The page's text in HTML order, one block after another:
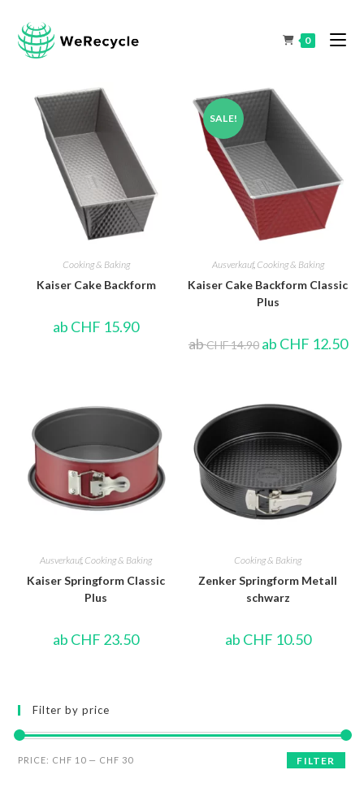
0
Cooking & Baking
Kaiser Cake Backform
ab CHF 15.90
SALE!
Ausverkauf, Cooking & Baking
Kaiser Cake Backform Classic
Plus
abCHF14.90 ab CHF 12.50
Ausverkauf, Cooking & Baking
Kaiser Springform Classic
Plus
ab CHF 23.50
Cooking & Baking
Zenker Springform Metall
schwarz
ab CHF 10.50
Filter by price
FILTER
PRICE: CHF 10 — CHF 30